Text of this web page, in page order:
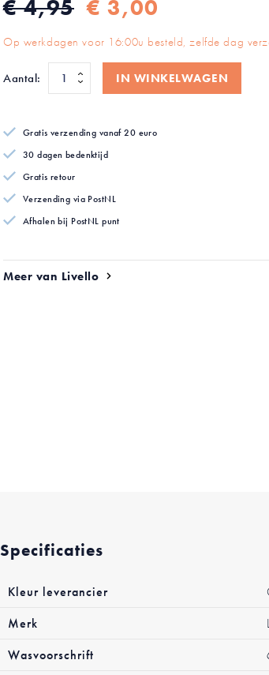
€ 4,95 € 3,00
Op werkdagen voor 16:00u besteld, zelfde dag
Aantal: IN WINKELWAGEN
Gratis verzending vanaf 20 euro
30 dagen bedenktijd
Gratis retour
Verzending via PostNL
Afhalen bij PostNL punt
Meer van Livello
Specificaties
Meer
informatie
Kleur leverancier
Merk
Wasvoorschrift